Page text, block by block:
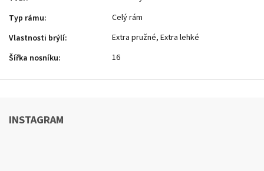
Typ rámu:
Celý rám
Vlastnosti brýlí:
Extra pružné, Extra lehké
Šířka nosníku: 16
INSTAGRAM